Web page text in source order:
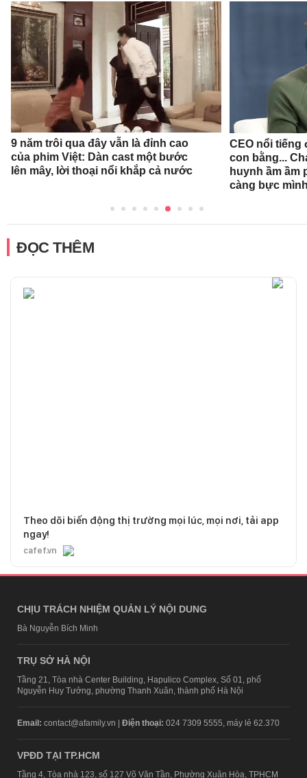
9 năm trôi qua đây vẫn là đỉnh cao
của phim Việt: Dàn cast một bước
lên mây, lời thoại nổi khắp cả nước
CEO nổi tiếng
con bằng...
huynh ầm ầm
càng bực
ĐỌC THÊM
Theo dõi biến động thị trường mọi lúc, mọi nơi, tải app
ngay!
cafef.vn
CHỊU TRÁCH NHIỆM QUẢN LÝ NỘI DUNG
Bà Nguyễn Bích Minh
TRỤ SỞ HÀ NỘI
Tầng 21, Tòa nhà Center Building, Hapulico Complex, Số 01, phố
Nguyễn Huy Tưởng, phường Thanh Xuân, thành phố Hà Nội
Email: contact@afamily.vn | Điện thoại: 024 7309 5555, máy lẻ 62.370
VPĐD TẠI TP.HCM
Tầng 4, Tòa nhà 123, số 127 Võ Văn Tần, Phường Xuân Hòa, TPHCM